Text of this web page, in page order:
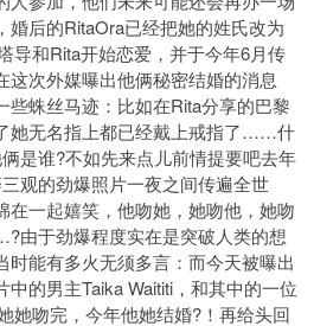
婚后的RitaOra已经把她的姓氏改为
导和Rita开始恋爱，并于今年6月传
这次外媒曝出他俩秘密结婚的消息
些蛛丝马迹：比如在Rita分享的巴黎
她无名指上都已经戴上戒指了……什
是谁?不如先来点儿前情提要吧去年
观的劲爆照片一夜之间传遍全世
一起嬉笑，他吻她，她吻他，她吻
由于劲爆程度实在是突破人类的想
时能有多火无须多言：而今天被曝出
的男主Taika Waititi，和其中的一位
她吻完，今年他她结婚?！再给头回